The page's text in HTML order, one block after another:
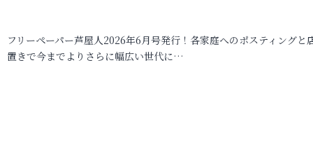
フリーペーパー芦屋人2026年6月号発行！各家庭へのポスティングと
置きで今までよりさらに幅広い世代に…